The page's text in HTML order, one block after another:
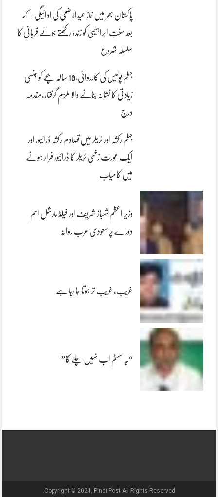
پاکستان بھر میں نمازِ عیدالاضحی کی ادائیگی کے
بعد سنتِ ابراہیمی کو زندہ رکھتے ہوئے قربانی کا
سلسلہ شروع
جہلم پولیس کی کارروائی،10 سالہ بچے کو جنسی
زیادتی کا نشانہ بنانے والا ملزم گرفتار،مقدمہ
درج
جہلم رکشہ اور ٹریلر میں تصادم رکشہ ڈرائیور اور
ایک عورت زخمی ٹریلر کا ڈرائیور فرار ہونے
میں کامیاب
وزیر اعظم شہباز شریف اور فیلڈ مارشل اہم
دورے پر سعودی عرب روانہ
غریب، غریب تر ہوتا جا رہا ہے
“یہ سسٹم اب نہیں چلے گا”
Copyright © 2021, Pindi Post All Rights Reserved.